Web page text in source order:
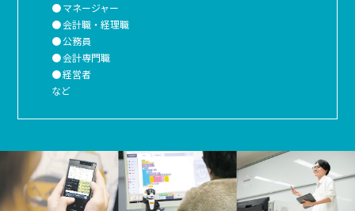
マネージャー
会計職・経理職
公務員
会計専門職
経営者
など